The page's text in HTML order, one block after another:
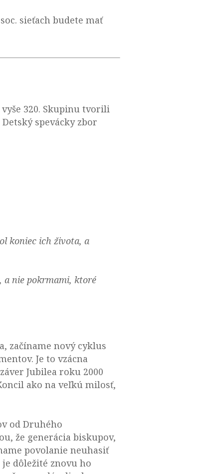
sieťach budete mať
320. Skupinu tvorili
spevácky zbor
koniec ich života, a
a nie pokrmami, ktoré
začíname nový cyklus
Je to vzácna
Jubilea roku 2000
ako na veľkú milosť,
od Druhého
že generácia biskupov,
povolanie neuhasiť
dôležité znovu ho